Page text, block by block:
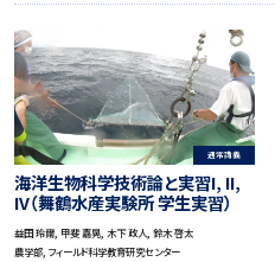
通常講義
海洋生物科学技術論と実習I, II,
IV（舞鶴水産実験所 学生実習）
益田 玲爾, 甲斐 嘉晃, 木下 政人, 鈴木 啓太
農学部, フィールド科学教育研究センター